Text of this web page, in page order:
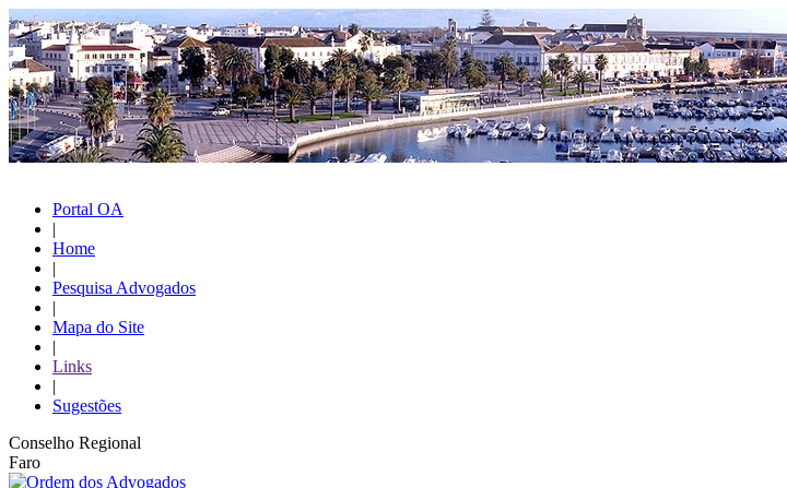
Portal OA
|
Home
|
Pesquisa Advogados
|
Mapa do Site
|
Links
|
Sugestões
Conselho Regional
Faro